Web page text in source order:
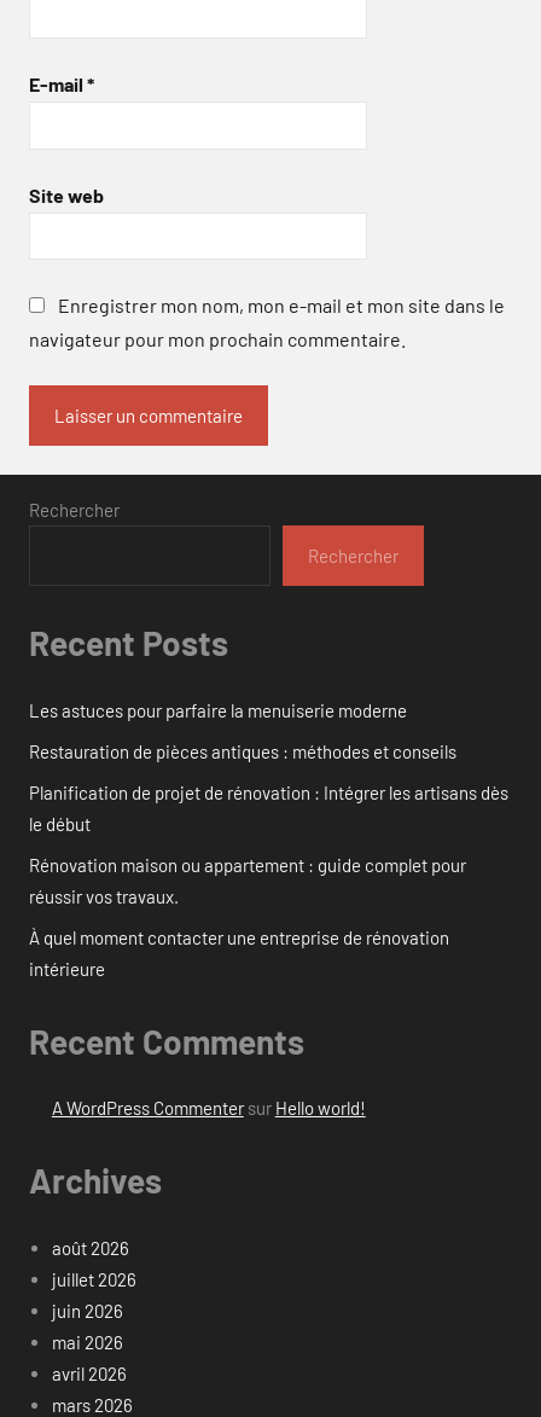
E-mail *
Site web
Enregistrer mon nom, mon e-mail et mon site dans le
navigateur pour mon prochain commentaire.
Rechercher
Rechercher
Recent Posts
Les astuces pour parfaire la menuiserie moderne
Restauration de pièces antiques : méthodes et conseils
Planification de projet de rénovation : Intégrer les artisans dès
le début
Rénovation maison ou appartement : guide complet pour
réussir vos travaux.
À quel moment contacter une entreprise de rénovation
intérieure
Recent Comments
A WordPress Commentersur Hello world!
Archives
août 2026
juillet 2026
juin 2026
mai 2026
avril 2026
mars 2026